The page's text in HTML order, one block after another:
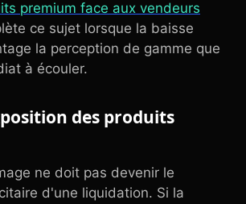
premium face aux vendeurs
ce sujet lorsque la baisse
la perception de gamme que
à écouler.
des produits
ne doit pas devenir le
d'une liquidation. Si la